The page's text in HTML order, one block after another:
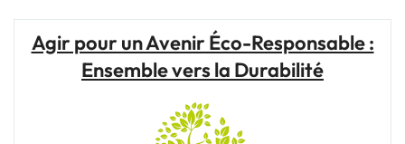
pour
un
Agir pour un Avenir Éco-Responsable :
Ensemble vers la Durabilité